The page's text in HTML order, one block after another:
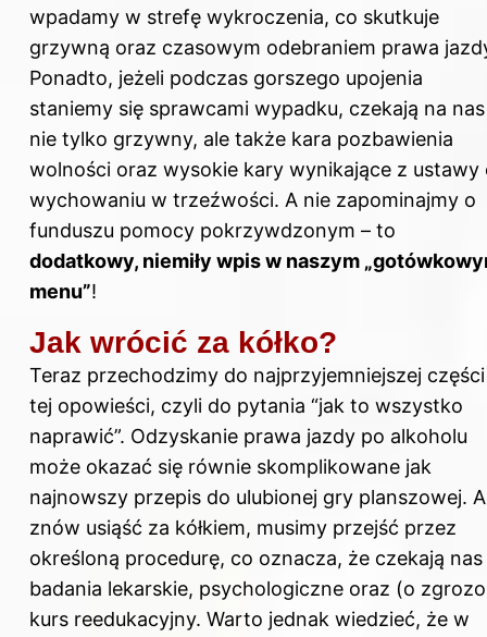
wpadamy w strefę wykroczenia, co skutkuje
grzywną oraz czasowym odebraniem prawa
Ponadto, jeżeli podczas gorszego upojenia
staniemy się sprawcami wypadku, czekają na nas
nie tylko grzywny, ale także kara pozbawienia
wolności oraz wysokie kary wynikające z ustawy
wychowaniu w trzeźwości. A nie zapominajmy o
funduszu pomocy pokrzywdzonym – to
dodatkowy, niemiły wpis w naszym
menu”!
Jak wrócić za kółko?
Teraz przechodzimy do najprzyjemniejszej części
tej opowieści, czyli do pytania “jak to wszystko
naprawić”. Odzyskanie prawa jazdy po alkoholu
może okazać się równie skomplikowane jak
najnowszy przepis do ulubionej gry planszowej.
znów usiąść za kółkiem, musimy przejść przez
określoną procedurę, co oznacza, że czekają nas
badania lekarskie, psychologiczne oraz (o
kurs reedukacyjny. Warto jednak wiedzieć, że w